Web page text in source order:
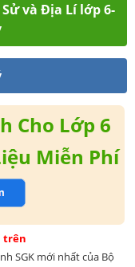
và Địa Lí lớp 6-
Cho Lớp 6
Miễn Phí
trên
SGK mới nhất của Bộ